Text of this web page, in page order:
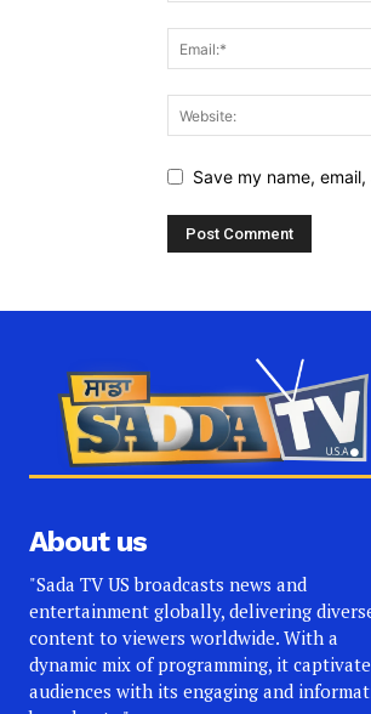
Save my name,
About us
"Sada TV US broadcasts news and
entertainment globally, delivering
content to viewers worldwide. With a
dynamic mix of programming, it
audiences with its engaging and